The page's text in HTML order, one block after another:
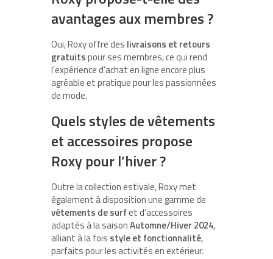
avantages aux membres ?
Oui, Roxy offre des livraisons et retours
gratuitspour ses membres, ce qui rend
l’expérience d’achat en ligne encore plus
agréable et pratique pour les passionnées
de mode.
Quels styles de vêtements
et accessoires propose
Roxy pour l’hiver ?
Outre la collection estivale, Roxy met
également à disposition une gamme de
vêtements de surfet d’accessoires
adaptés à la saisonAutomne/Hiver 2024,
alliant à la fois style et fonctionnalité,
parfaits pour les activités en extérieur.